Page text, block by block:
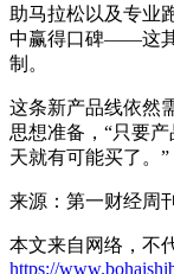
助马拉松以及专业
中赢得口碑——这
制。
这条新产品线依然
思想准备，“只要
天就有可能买了。”
来源：第一财经周
本文来自网络，不
https://